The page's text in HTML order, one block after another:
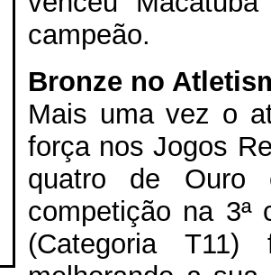
campeão.
Bronze no
Mais uma vez o
força nos Jogos
quatro de Ouro
competição na 3ª
(Categoria